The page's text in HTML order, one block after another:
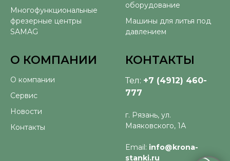
Многофункциональные
фрезерные центры
SAMAG
оборудование
Машины для литья под
давлением
О КОМПАНИИ
О компании
Сервис
Новости
Контакты
КОНТАКТЫ
Тел: +7 (4912) 460-
777
г. Рязань, ул.
Маяковского, 1А
Email: info@krona-
stanki.ru